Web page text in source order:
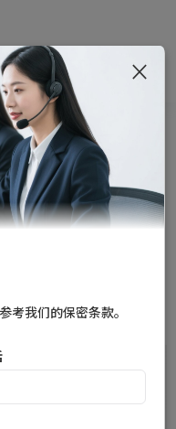
器
机适配器
防水等级
×
考我们的保密条款。